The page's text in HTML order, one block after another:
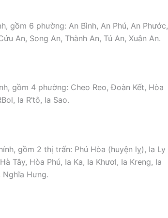
gồm 6 phường: An Bình, An Phú, An Phước,
An, Song An, Thành An, Tú An, Xuân An.
gồm 4 phường: Cheo Reo, Đoàn Kết, Hòa
Ia R’tô, Ia Sao.
gồm 2 thị trấn: Phú Hòa (huyện lỵ), Ia Ly
Tây, Hòa Phú, Ia Ka, Ia Khươl, Ia Kreng, Ia
Nghĩa Hưng.